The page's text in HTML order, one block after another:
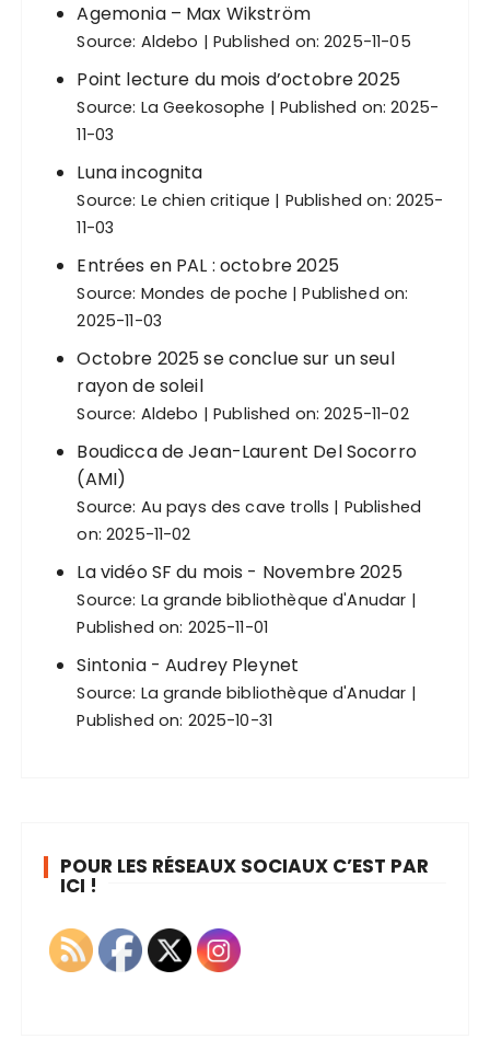
Agemonia – Max Wikström
Source: Aldebo Published on: 2025-11-05
Point lecture du mois d’octobre 2025
Source: La Geekosophe
Published on: 2025-
11-03
Luna incognita
Source: Le chien critique
Published on: 2025-
11-03
Entrées en PAL : octobre 2025
Source: Mondes de poche
Published on:
2025-11-03
Octobre 2025 se conclue sur un seul
rayon de soleil
Source: Aldebo Published on: 2025-11-02
Boudicca de Jean-Laurent Del Socorro
(AMI)
Source: Au pays des cave trolls
Published
on: 2025-11-02
La vidéo SF du mois - Novembre 2025
Source: La grande bibliothèque d'Anudar
Published on: 2025-11-01
Sintonia - Audrey Pleynet
Source: La grande bibliothèque d'Anudar
Published on: 2025-10-31
POUR LES RÉSEAUX SOCIAUX C’EST PAR
ICI !